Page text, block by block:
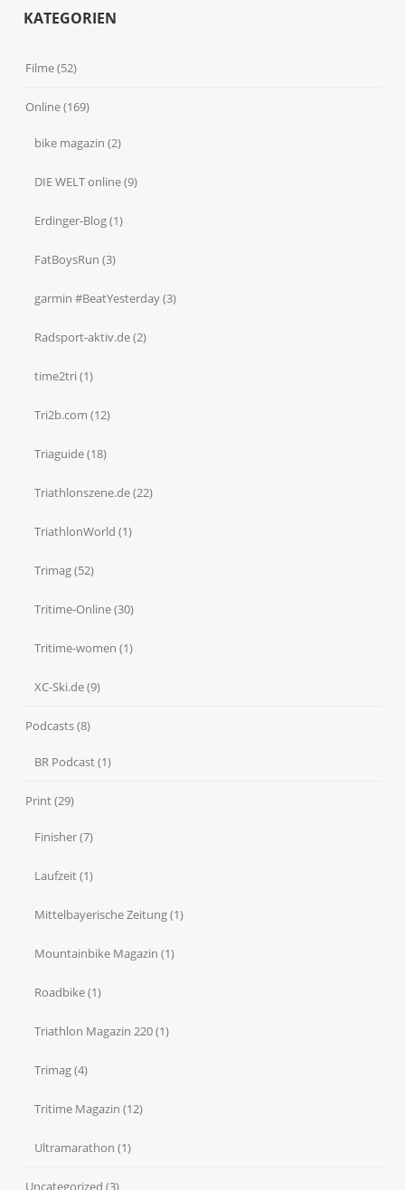
KATEGORIEN
Filme(52)
Online(169)
bike magazin (2)
DIE WELT online(9)
Erdinger-Blog(1)
FatBoysRun (3)
garmin #BeatYesterday(3)
Radsport-aktiv.de(2)
time2tri (1)
Tri2b.com (12)
Triaguide(18)
Triathlonszene.de(22)
TriathlonWorld (1)
Trimag(52)
Tritime-Online(30)
Tritime-women (1)
XC-Ski.de(9)
Podcasts(8)
BR Podcast(1)
Print(29)
Finisher(7)
Laufzeit(1)
Mittelbayerische Zeitung(1)
Mountainbike Magazin (1)
Roadbike(1)
Triathlon Magazin 220(1)
Trimag(4)
Tritime Magazin (12)
Ultramarathon (1)
Uncategorized (3)